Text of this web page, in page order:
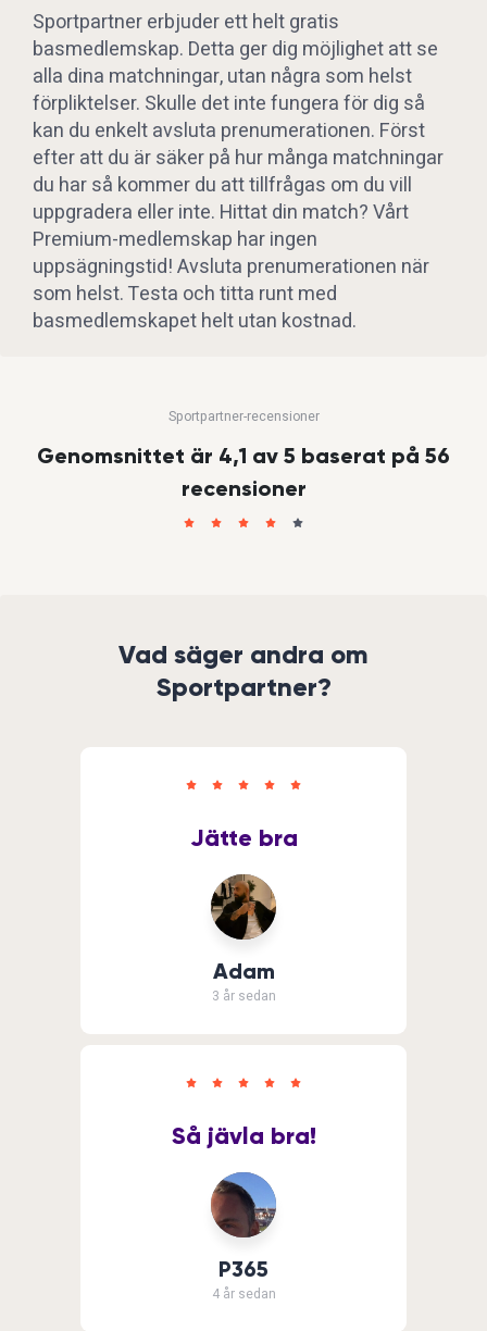
Sportpartner erbjuder ett helt gratis
basmedlemskap. Detta ger dig möjlighet att se
alla dina matchningar, utan några som helst
förpliktelser. Skulle det inte fungera för dig så
kan du enkelt avsluta prenumerationen. Först
efter att du är säker på hur många matchningar
du har så kommer du att tillfrågas om du vill
uppgradera eller inte. Hittat din match? Vårt
Premium-medlemskap har ingen
uppsägningstid! Avsluta prenumerationen när
som helst. Testa och titta runt med
basmedlemskapet helt utan kostnad.
Sportpartner-recensioner
Genomsnittet är 4,1 av 5 baserat på 56
recensioner
Vad säger andra om
Sportpartner?
Adam
3 år sedan
Jätte bra
P365
4 år sedan
Så jävla bra!